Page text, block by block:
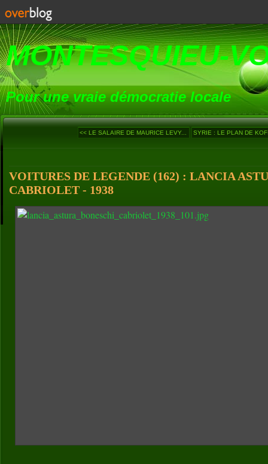
MONTESQUIEU-
Pour une vraie démocratie locale
<< LE SALAIRE DE MAURICE LEVY... SYRIE : LE PLAN DE
VOITURES DE LEGENDE (162) : LANCIA
CABRIOLET - 1938